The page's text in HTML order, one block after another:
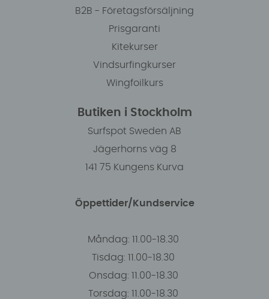
B2B - Företagsförsäljning
Prisgaranti
Kitekurser
Vindsurfingkurser
Wingfoilkurs
Butiken i Stockholm
Surfspot Sweden AB
Jägerhorns väg 8
141 75 Kungens Kurva
Öppettider/Kundservice
Måndag: 11.00-18.30
Tisdag: 11.00-18.30
Onsdag: 11.00-18.30
Torsdag: 11.00-18.30